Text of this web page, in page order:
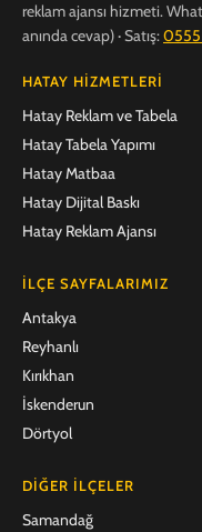
reklam ajansı hizmeti.
anında cevap) · Satış:0555
HATAY HIZMETLERI
Hatay Reklam ve Tabela
Hatay Tabela Yapımı
Hatay Matbaa
Hatay Dijital Baskı
Hatay Reklam Ajansı
İLÇE SAYFALARIMIZ
Antakya
Reyhanlı
Kırıkhan
İskenderun
Dörtyol
DIĞER İLÇELER
Samandağ